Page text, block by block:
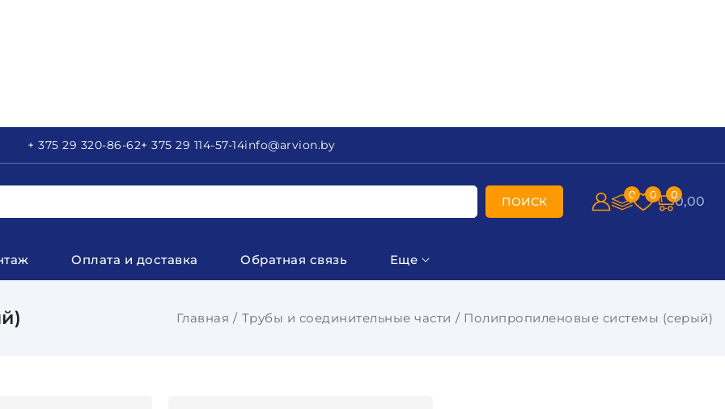
+ 375 29 320-86-62+ 375 29 114-57-14info@arvion.by
ПОИСК 0 0 00,00
Оплата и доставка Обратная связь Еще
Главная Трубы и соединительные части Полипропиленовые системы (серый)